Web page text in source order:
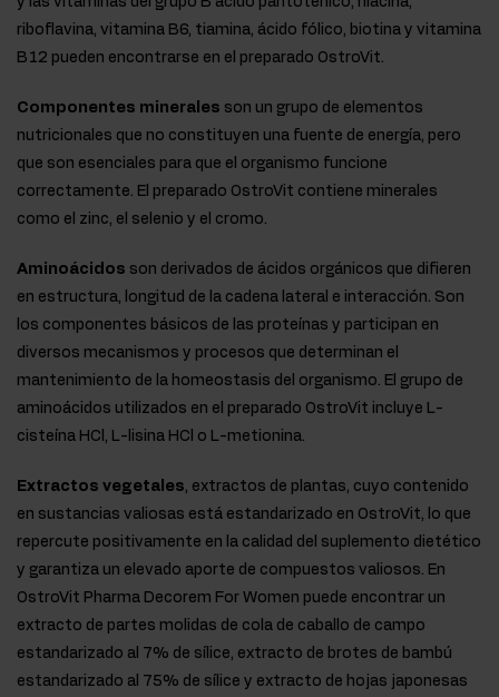
riboflavina, vitamina B6, tiamina, ácido fólico, biotina y vitamina
B12 pueden encontrarse en el preparado OstroVit.
Componentes minerales son un grupo de elementos
nutricionales que no constituyen una fuente de energía, pero
que son esenciales para que el organismo funcione
correctamente. El preparado OstroVit contiene minerales
como el zinc, el selenio y el cromo.
Aminoácidos son derivados de ácidos orgánicos que difieren
en estructura, longitud de la cadena lateral e interacción. Son
los componentes básicos de las proteínas y participan en
diversos mecanismos y procesos que determinan el
mantenimiento de la homeostasis del organismo. El grupo de
aminoácidos utilizados en el preparado OstroVit incluye L-
cisteína HCl, L-lisina HCl o L-metionina.
Extractos vegetales, extractos de plantas, cuyo contenido
en sustancias valiosas está estandarizado en OstroVit, lo que
repercute positivamente en la calidad del suplemento dietético
y garantiza un elevado aporte de compuestos valiosos. En
OstroVit Pharma Decorem For Women puede encontrar un
extracto de partes molidas de cola de caballo de campo
estandarizado al 7% de sílice, extracto de brotes de bambú
estandarizado al 75% de sílice y extracto de hojas japonesas